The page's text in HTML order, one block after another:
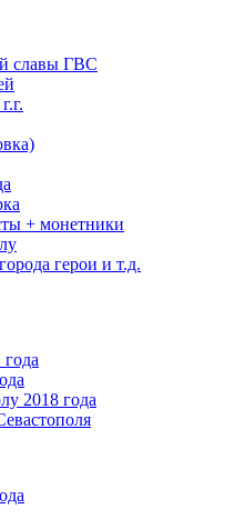
славы ГВС
+ монетники
герои и т.д.
2018 года